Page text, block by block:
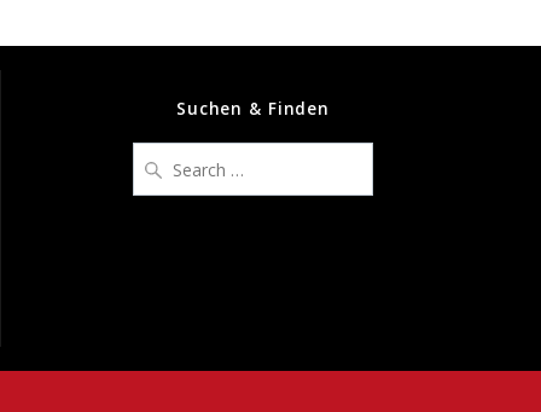
Suchen & Finden
for: